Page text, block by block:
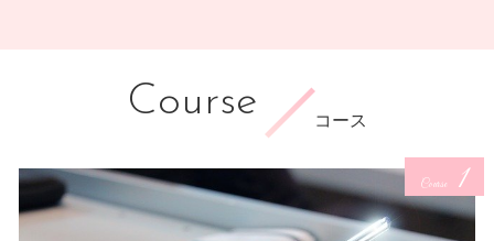
Course コース
Course 1